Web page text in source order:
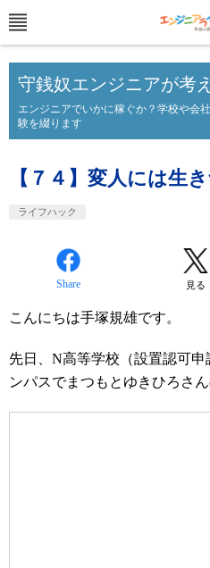
守銭奴エンジニアが考
エンジニアでいかに稼ぐか？学校や会
験を綴ります
【７４】変人には生
ライフハック
Share 見る
こんにちは手塚規雄です。
先日、N高等学校（設置認可
ンパスでまつもとゆきひろさ